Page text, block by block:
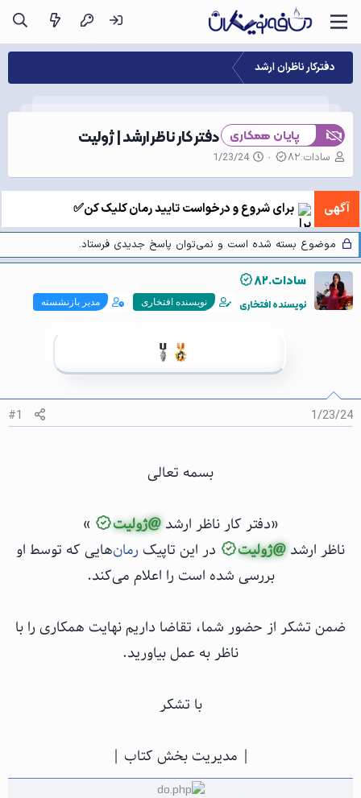
دفترکار ناظران ارشد
پایان همکاری دفتر کار ناظر ارشد | ژولیت
ن
ن
د
ه
م
و
ض
و
سادات.۸۲
ت
ی
خ
ش
ر
و
ع
1/23/24
آگهی برای شروع و درخواست تایید رمان کلیک کن✅
موضوع بسته شده است و نمی‌توان پاسخ جدیدی فرستاد.
سادات.۸۲
نویسنده افتخاری نویسنده افتخاری مدیر بازنشسته
1/23/24
#1
بسمه تعالی
«دفتر کار ناظر ارشد@ژولیت
»
ناظر ارشد@ژولیت در این تاپیک رمان‌هایی که توسط او
بررسی شده است را اعلام می‌کند.
ضمن تشکر از حضور شما، تقاضا داریم نهایت همکاری را با
ناظر به عمل بیاورید.
با تشکر
| مدیریت بخش کتاب |